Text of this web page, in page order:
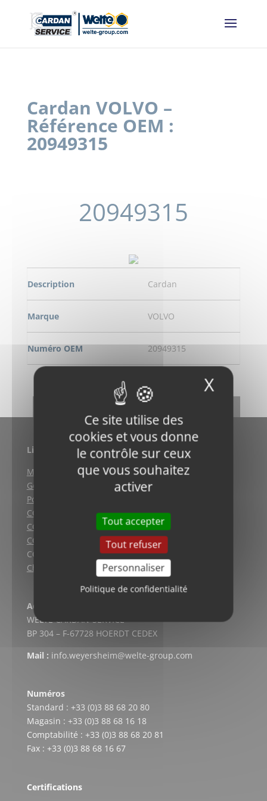
Ce site utilise des
cookies et vous donne
le contrôle sur ceux
que vous souhaitez
activer
Tout accepter
Tout refuser
Personnaliser
Politique de confidentialité
X
Cardan VOLVO –
Référence OEM :
20949315
20949315
Description Cardan
Marque VOLVO
Numéro OEM 20949315
DEMANDE DE RENSEIGNEMENT
RETOUR
Liens utiles
Mentions légales
Gestion des cookies
Politique de confidentialité
CGV (Weyersheim)
CGV (Strasbourg)
CGV (Lyon)
CGV vente en ligne
Charte qualité
Adresse postale
WELTE CARDAN-SERVICE
BP 304 – F-67728 HOERDT CEDEX
Mail : info.weyersheim@welte-group.com
Numéros
Standard : +33 (0)3 88 68 20 80
Magasin : +33 (0)3 88 68 16 18
Comptabilité : +33 (0)3 88 68 20 81
Fax : +33 (0)3 88 68 16 67
Certifications